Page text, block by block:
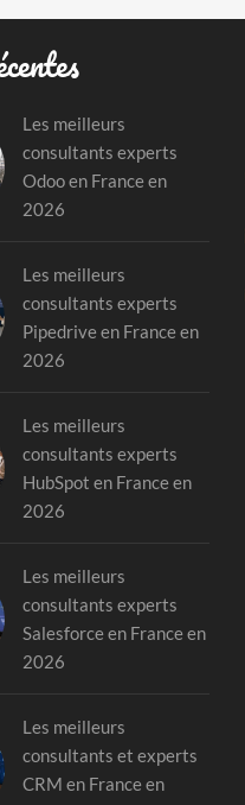
Les meilleurs
consultants experts
Odoo en France en
2026
Les meilleurs
consultants experts
Pipedrive en France en
2026
Les meilleurs
consultants experts
HubSpot en France en
2026
Les meilleurs
consultants experts
Salesforce en France en
2026
Les meilleurs
consultants et experts
CRM en France en